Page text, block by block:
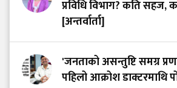
प्रविधि विभाग? कति
[अन्तर्वार्ता]
'जनताको असन्तुष्टि समग्र
पहिलो आक्रोश डाक्टरमाथि